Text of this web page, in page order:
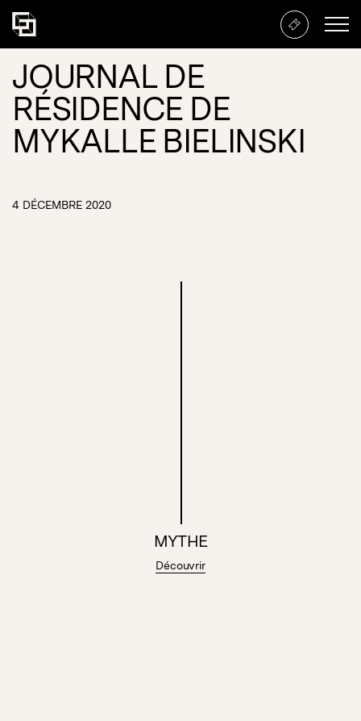
JOURNAL DE
RÉSIDENCE DE
MYKALLE BIELINSKI
4 DÉCEMBRE 2020
MYTHE
Découvrir